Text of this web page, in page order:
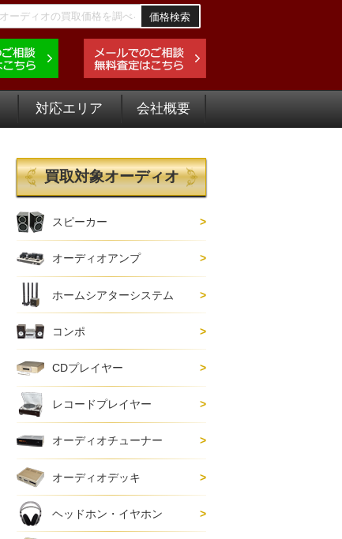
価格検索
対応エリア 会社概要
買取対象オーディオ
スピーカー
オーディオアンプ
ホームシアターシステム
コンポ
CDプレイヤー
レコードプレイヤー
オーディオチューナー
オーディオデッキ
ヘッドホン・イヤホン